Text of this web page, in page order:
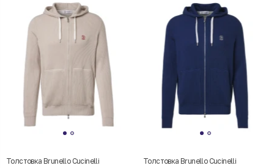
Толстовка Brunello Cucinelli Толстовка Brunello Cucinelli